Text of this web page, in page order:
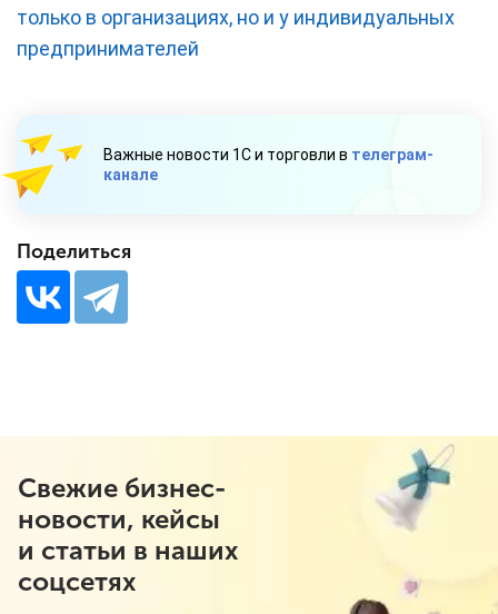
только в организациях, но и у индивидуальных
предпринимателей
Важные новости 1С и торговли в телеграм-
канале
Поделиться
Свежие бизнес-
новости, кейсы
и статьи в наших
соцсетях